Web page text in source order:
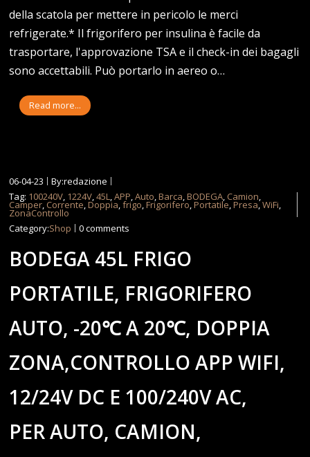
della scatola per mettere in pericolo le merci
refrigerate.* Il frigorifero per insulina è facile da
trasportare, l'approvazione TSA e il check-in dei bagagli
sono accettabili. Può portarlo in aereo o…
Read more...
06-04-23
By:redazione
Tag: 100240V, 1224V,45L,APP,Auto,Barca,BODEGA, Camion,
Camper, Corrente,Doppia,frigo,Frigorifero,Portatile,Presa,WiFi,
ZonaControllo
Category:Shop 0 comments
BODEGA 45L FRIGO
PORTATILE, FRIGORIFERO
AUTO, -20℃ A 20℃, DOPPIA
ZONA,CONTROLLO APP WIFI,
12/24V DC E 100/240V AC,
PER AUTO, CAMION,